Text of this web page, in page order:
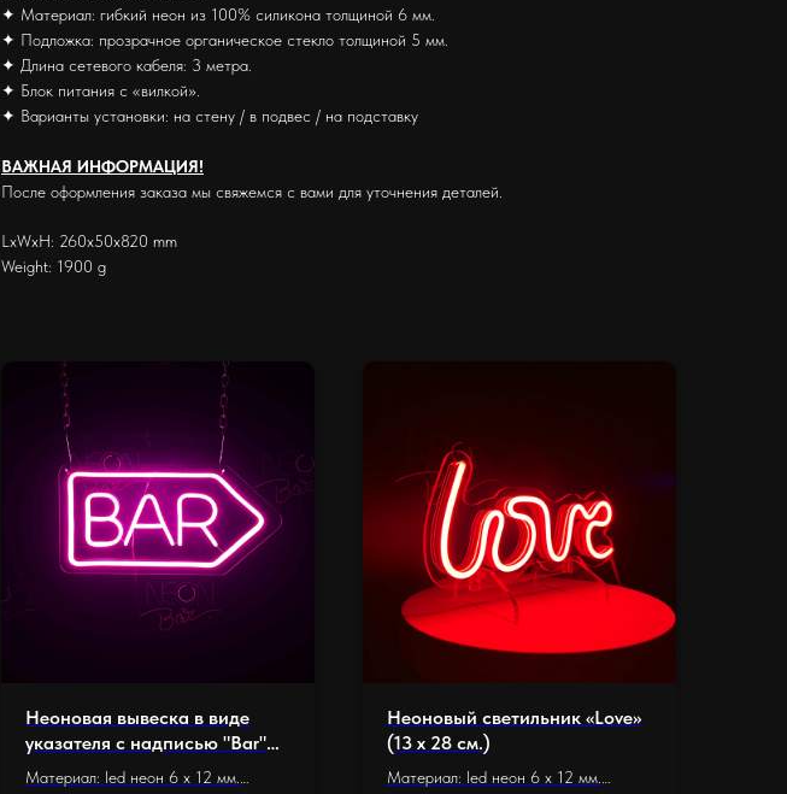
✦ Материал: гибкий неон из 100% силикона толщиной 6 мм.
✦ Подложка: прозрачное органическое стекло толщиной 5 мм.
✦ Длина сетевого кабеля: 3 метра.
✦ Блок питания с «вилкой».
✦ Варианты установки: на стену / в подвес / на подставку
ВАЖНАЯ ИНФОРМАЦИЯ!
После оформления заказа мы свяжемся с вами для уточнения деталей.
LxWxH: 260x50x820 mm
Weight: 1900 g
Неоновая вывеска в виде
указателя с надписью "Bar"
(40 х 20 см.)
Материал: led неон 6 x 12 мм.
Неоновый светильник «Love»
(13 х 28 см.)
Материал: led неон 6 x 12 мм.